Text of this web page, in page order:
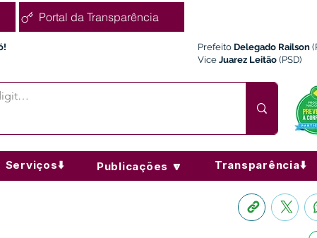
Portal da Transparência
Prefeito Delegado Railson
Vice Juarez Leitão (PSD)
Serviços⬇️ Publicações 🔽 Transparência⬇️